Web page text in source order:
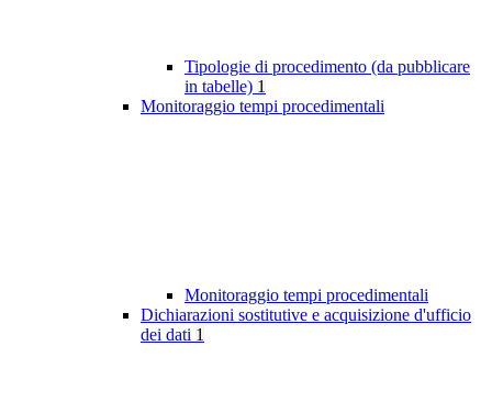
Tipologie di procedimento (da pubblicare
in tabelle) 1
Monitoraggio tempi procedimentali
Monitoraggio tempi procedimentali
Dichiarazioni sostitutive e acquisizione d'ufficio
dei dati 1